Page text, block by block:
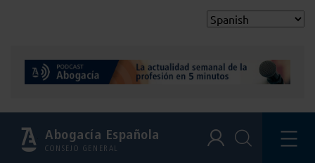
Abogacía Española
CONSEJO GENERAL